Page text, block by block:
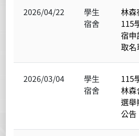
2026/04/22
學生
宿舍
林森
115
宿申
取名
2026/03/04
學生
宿舍
115
林森
選舉
公告